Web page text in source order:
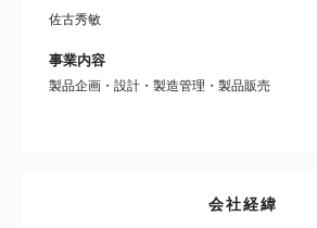
佐古秀敏
事業内容
製品企画・設計・製造管理・製品販売
会社経緯